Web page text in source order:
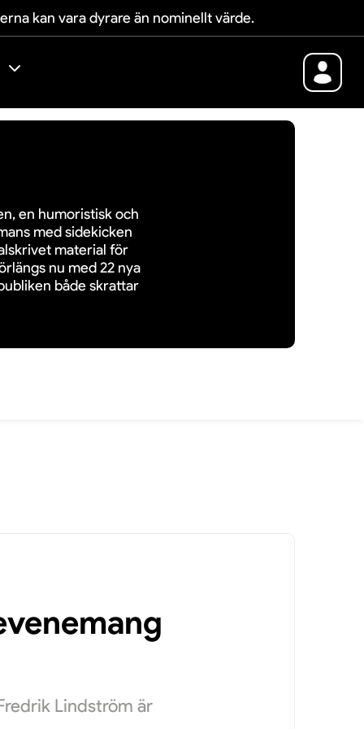
kan vara dyrare än nominellt värde.
en humoristisk och
med sidekicken
material för
nu med 22 nya
både skrattar
Lindström är